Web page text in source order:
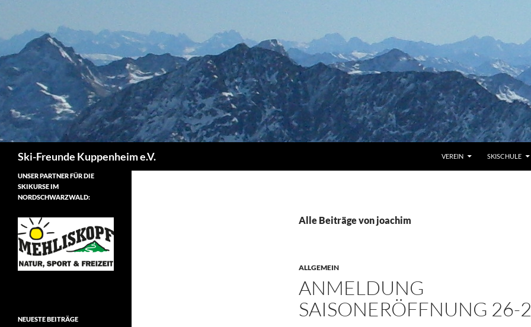
springen
Ski-Freunde Kuppenheim e.V. VEREIN SKISCHULE
Alle Beiträge von joachim
ALLGEMEIN
ANMELDUNG
SAISONERÖFFNUNG 26-
UNSER PARTNER FÜR DIE
SKIKURSE IM
NORDSCHWARZWALD:
NEUESTE BEITRÄGE